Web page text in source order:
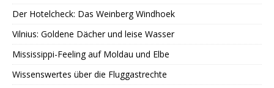
Der Hotelcheck: Das Weinberg Windhoek
Vilnius: Goldene Dächer und leise Wasser
Mississippi-Feeling auf Moldau und Elbe
Wissenswertes über die Fluggastrechte